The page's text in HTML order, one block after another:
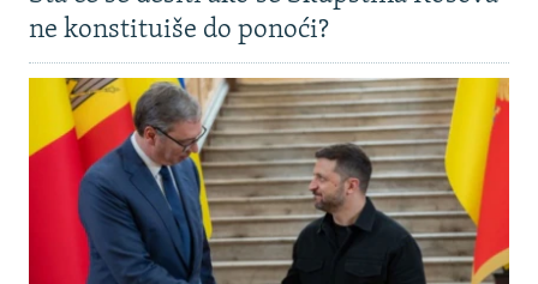
ne konstituiše do ponoći?